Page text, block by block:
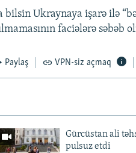
bilsin Ukraynaya işarə ilə
faciələrə səbəb
Paylaş VPN-siz açmaq
Gürcüstan ali
pulsuz etdi